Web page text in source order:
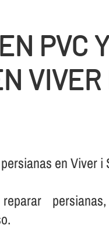
PVC
VIVER
en Viver i